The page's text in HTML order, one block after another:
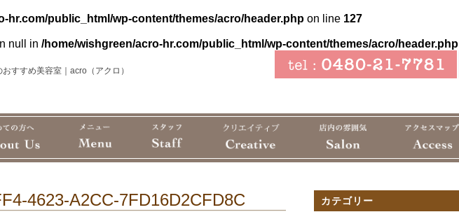
hr.com/public_html/wp-content/themes/acro/header.php on line 127
null in /home/wishgreen/acro-hr.com/public_html/wp-content/themes/acro/header.php
おすすめ美容室｜acro（アクロ）
4623-A2CC-7FD16D2CFD8C カテゴリー